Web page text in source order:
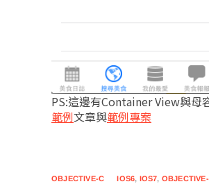
PS:這邊有Container View與母
範例文章與範例專案
OBJECTIVE-C IOS6, IOS7,